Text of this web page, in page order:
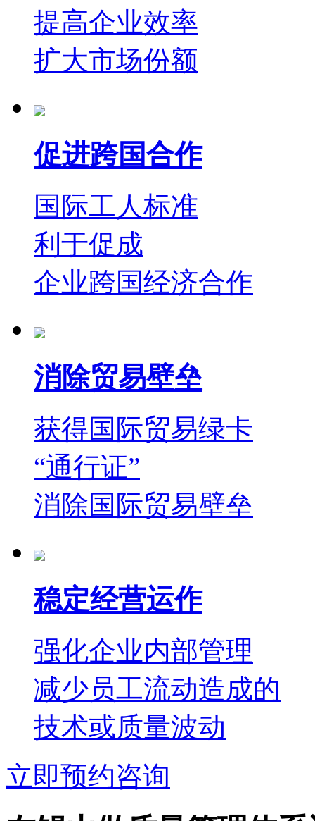
提高企业效率
扩大市场份额
促进跨国合作
国际工人标准
利于促成
企业跨国经济合作
消除贸易壁垒
获得国际贸易绿卡
“通行证”
消除国际贸易壁垒
稳定经营运作
强化企业内部管理
减少员工流动造成的
技术或质量波动
立即预约咨询